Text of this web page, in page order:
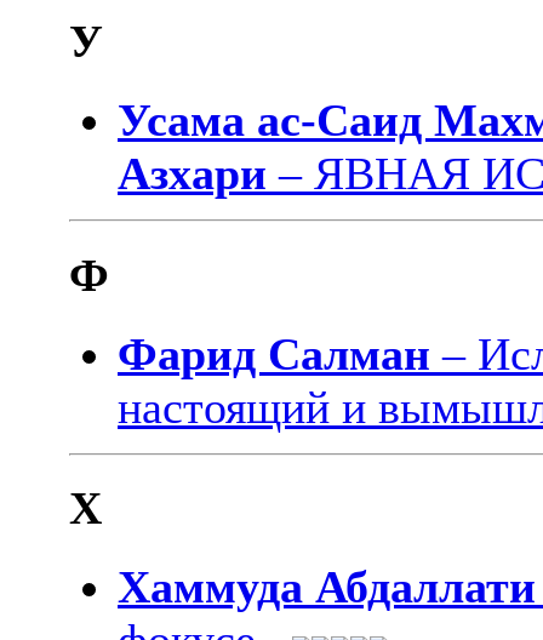
У
Усама ас-Саид
Азхари– ЯВНАЯ
Ф
Фарид Салман–
настоящий и
Х
Хаммуда Абдаллати